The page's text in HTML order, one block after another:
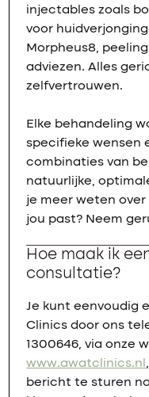
injectables zoals
voor
Morpheus8,
adviezen. Alles
zelfvertrouwen.
Elke behandeling
specifieke wensen
combinaties van
natuurlijke,
je meer weten
jou past? Neem
Hoe maak ik
consultatie?
Je kunt eenvoudig
Clinics door ons
1300646, via onze
www.awatclinics.nl
bericht te sturen